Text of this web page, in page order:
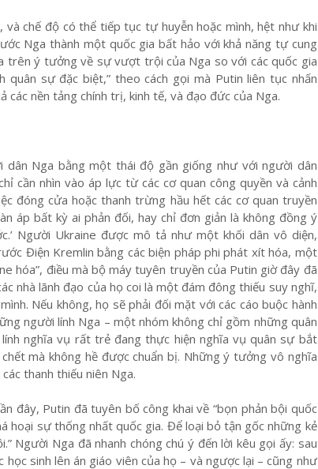
chế độ có thể tiếp tục tự huyễn hoặc mình, hệt như khi
Nga thành một quốc gia bất hảo với khả năng tự cung
ý tưởng về sự vượt trội của Nga so với các quốc gia
quân sự đặc biệt,” theo cách gọi mà Putin liên tục nhấn
các nền tảng chính trị, kinh tế, và đạo đức của Nga.
Nga bằng một thái độ gần giống như với người dân
cần nhìn vào áp lực từ các cơ quan công quyền và cảnh
đóng cửa hoặc thanh trừng hầu hết các cơ quan truyền
áp bất kỳ ai phản đối, hay chỉ đơn giản là không đồng ý
Người Ukraine được mô tả như một khối dân vô diện,
Điện Kremlin bằng các biện pháp phi phát xít hóa, một
hóa”, điều mà bộ máy tuyên truyền của Putin giờ đây đã
nhà lãnh đạo của họ coi là một đám đông thiếu suy nghĩ,
Nếu không, họ sẽ phải đối mặt với các cáo buộc hành
người lính Nga – một nhóm không chỉ gồm những quân
nghĩa vụ rất trẻ đang thực hiện nghĩa vụ quân sự bắt
mà không hề được chuẩn bị. Những ý tưởng vô nghĩa
thanh thiếu niên Nga.
đây, Putin đã tuyên bố công khai về “bọn phản bội quốc
hoại sự thống nhất quốc gia. Để loại bỏ tận gốc những kẻ
Người Nga đã nhanh chóng chú ý đến lời kêu gọi ấy: sau
sinh lên án giáo viên của họ – và ngược lại – cũng như